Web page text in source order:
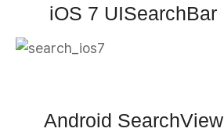
iOS 7 UISearchBar
Android SearchView